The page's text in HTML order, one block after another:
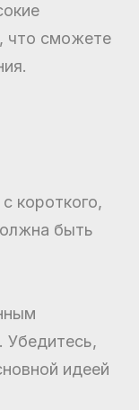
что сможете
короткого,
быть
Убедитесь,
идеей